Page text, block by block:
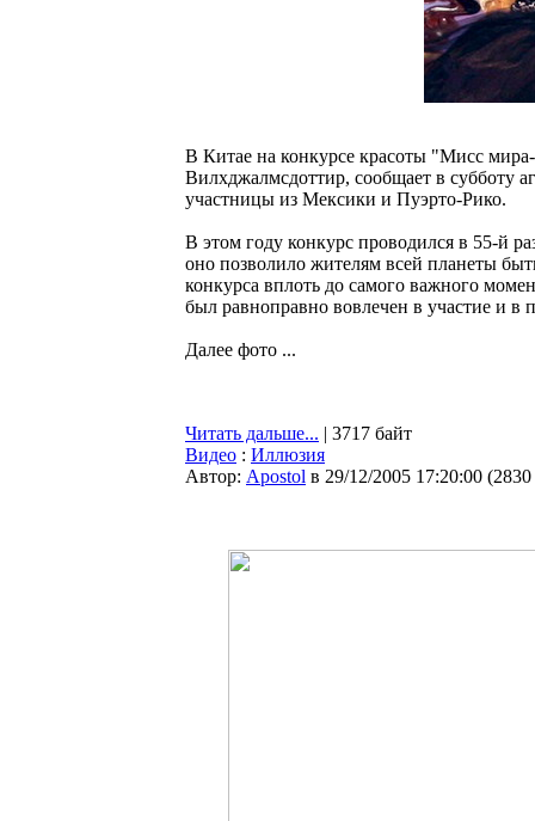
В Китае на конкурсе красоты "Мисс
Вилхджалмсдоттир, сообщает в субботу
участницы из Мексики и Пуэрто-Рико.
В этом году конкурс проводился в 55-й
оно позволило жителям всей планеты
конкурса вплоть до самого важного
был равноправно вовлечен в участие и в
Далее фото ...
Читать дальше... | 3717 байт
Видео : Иллюзия
Автор: Apostol в 29/12/2005 17:20:00 (